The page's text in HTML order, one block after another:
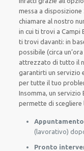
messa a disposizione
chiamare al nostro
in cui ti trovi a Campi
ti trovi davanti: in
possibile (circa
attrezzato di tutto il
garantirti un servizio
per tutte il tuo
Insomma, un
permette di
Appuntamento
(lavorativo)
Pronto